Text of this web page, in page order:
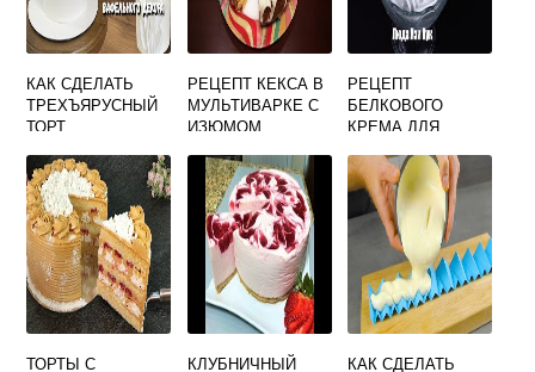
КАК СДЕЛАТЬ
ТРЕХЪЯРУСНЫЙ
ТОРТ
РЕЦЕПТ КЕКСА В
МУЛЬТИВАРКЕ С
ИЗЮМОМ
РЕЦЕПТ
БЕЛКОВОГО
КРЕМА ДЛЯ
ТОРТЫ С КЛУБНИЧНЫЙ КАК СДЕЛАТЬ